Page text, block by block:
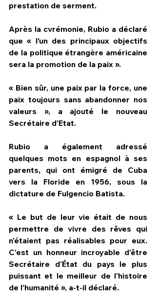
prestation de serment.
Après la cvrémonie, Rubio a déclaré
que « l’un des principaux objectifs
de la politique étrangère américaine
sera la promotion de la paix ».
« Bien sûr, une paix par la force, une
paix toujours sans abandonner nos
valeurs », a ajouté le nouveau
Secrétaire d'Etat.
Rubio a également adressé
quelques mots en espagnol à ses
parents, qui ont émigré de Cuba
vers la Floride en 1956, sous la
dictature de Fulgencio Batista.
« Le but de leur vie était de nous
permettre de vivre des rêves qui
n'étaient pas réalisables pour eux.
C'est un honneur incroyable d'être
Secrétaire d'État du pays le plus
puissant et le meilleur de l'histoire
de l'humanité », a-t-il déclaré.